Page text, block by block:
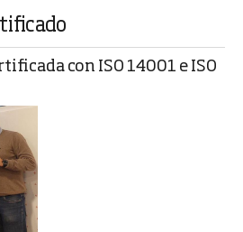
con ISO 14001 e ISO